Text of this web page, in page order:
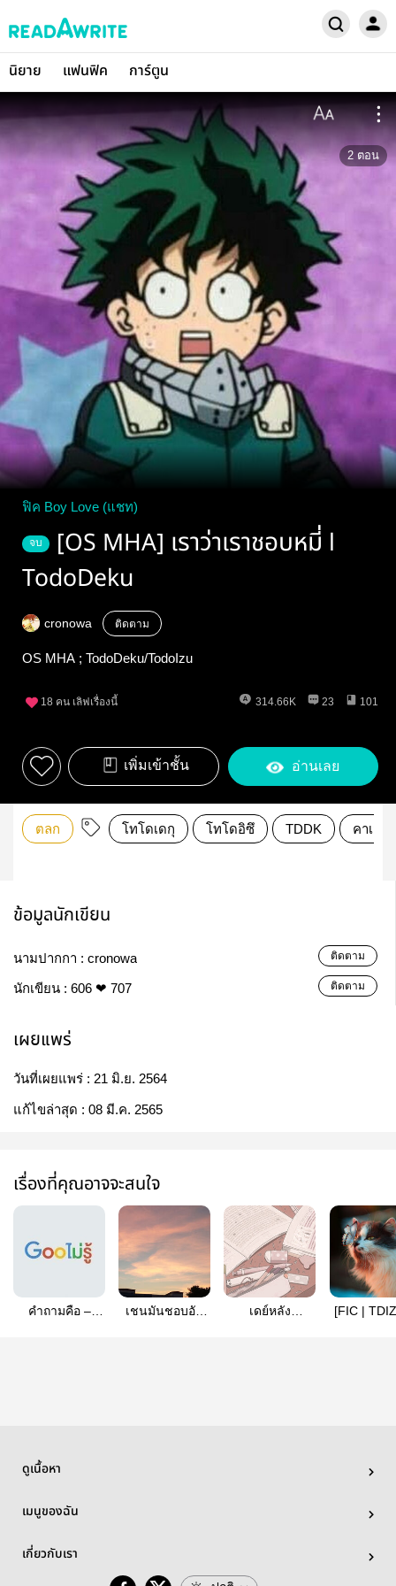
นิยาย แฟนฟิค การ์ตูน
2 ตอน
ฟิค Boy Love (แชท)
จบ
[OS MHA] เราว่าเราชอบหมี่ l
TodoDeku
cronowa ติดตาม
OS MHA ; TodoDeku/TodoIzu
18 คน เลิฟเรื่องนี้ 314.66K 23 101
เพิ่มเข้าชั้น อ่านเลย
ตลก โทโดเดกุ โทโดอิซึ TDDK คาเฟ่อ
ข้อมูลนักเขียน
นามปากกา : cronowa ติดตาม
นักเขียน : 606 ❤ 707 ติดตาม
เผยแพร่
วันที่เผยแพร่ : 21 มิ.ย. 2564
แก้ไขล่าสุด : 08 มี.ค. 2565
เรื่องที่คุณอาจจะสนใจ
คำถามคือ –
เชนมันชอบอัน
เดย์หลัง
[FIC |
ดูเนื้อหา
เมนูของฉัน
เกี่ยวกับเรา